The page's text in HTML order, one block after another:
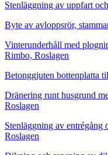
Stenläggning av uppfart
Byte av avloppsrör,
Vinterunderhåll med
Rimbo, Roslagen
Betonggjuten bottenplatta
Dränering runt husgrund
Roslagen
Stenläggning av entrégång
Roslagen